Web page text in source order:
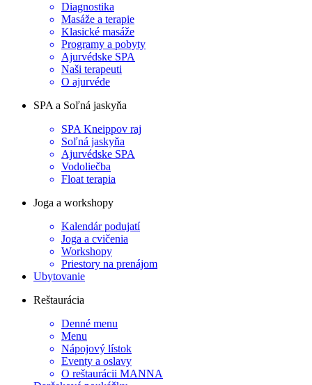
Diagnostika
Masáže a terapie
Klasické masáže
Programy a pobyty
Ajurvédske SPA
Naši terapeuti
O ajurvéde
SPA a Soľná jaskyňa
SPA Kneippov raj
Soľná jaskyňa
Ajurvédske SPA
Vodoliečba
Float terapia
Joga a workshopy
Kalendár podujatí
Joga a cvičenia
Workshopy
Priestory na prenájom
Ubytovanie
Reštaurácia
Denné menu
Menu
Nápojový lístok
Eventy a oslavy
O reštaurácii MANNA